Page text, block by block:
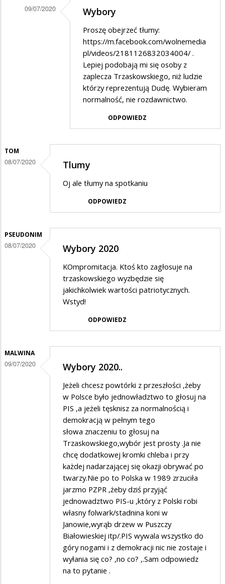
na
09/07/2020 Wybory
Proszę obejrzeć tłumy:
https://m.facebook.com/wolnemedia
pl/videos/2181126832034004/.
Lepiej podobają mi się osoby z
zaplecza Trzaskowskiego, niż ludzie
którzy reprezentują Dudę. Wybieram
normalność, nie rozdawnictwo.
ODPOWIEDZ
TOM
08/07/2020 Tlumy
Oj ale tłumy na spotkaniu
ODPOWIEDZ
PSEUDONIM
08/07/2020 Wybory 2020
KOmpromitacja. Ktoś kto zagłosuje na
trzaskowskiego wyzbędzie się
jakichkolwiek wartości patriotycznych.
Wstyd!
ODPOWIEDZ
MALWINA
09/07/2020 Wybory 2020..
Jeżeli chcesz powtórki z przeszłości ,żeby
w Polsce było jednowładztwo to głosuj na
PIS ,a jeżeli tęsknisz za normalnością i
demokracją w pełnym tego
słowa znaczeniu to głosuj na
Trzaskowskiego,wybór jest prosty .Ja nie
chcę dodatkowej kromki chleba i przy
każdej nadarzającej się okazji obrywać po
twarzy.Nie po to Polska w 1989 zrzuciła
jarzmo PZPR ,żeby dziś przyjąć
jednowadztwo PIS-u ,który z Polski robi
własny folwark/stadnina koni w
Janowie,wyrąb drzew w Puszczy
Białowieskiej itp/.PIS wywala wszystko do
góry nogami i z demokracji nic nie zostaje i
wyłania się co? ,no co? ,.Sam odpowiedz
na to pytanie .